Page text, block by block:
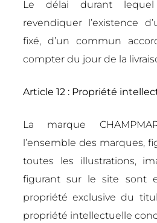
Le délai durant lequel
revendiquer l’existence
fixé, d’un commun
compter du jour de la
Article 12 : Propriété
La marque
l’ensemble des marques,
toutes les illustrations,
figurant sur le site sont
propriété exclusive du
propriété intellectuelle